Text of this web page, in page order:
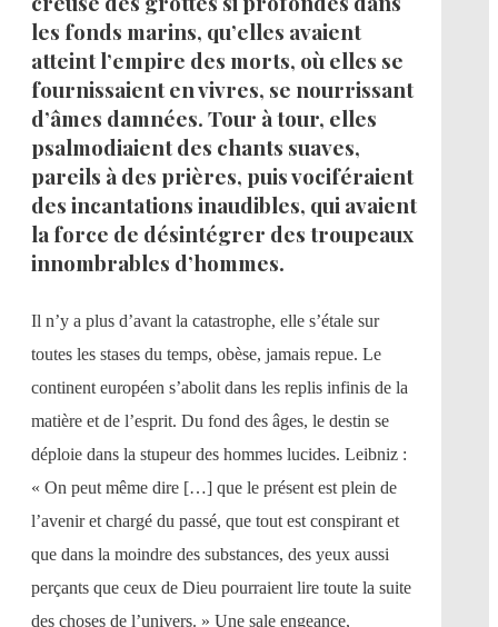
les fonds marins, qu’elles avaient
atteint l’empire des morts, où elles se
fournissaient en vivres, se nourrissant
d’âmes damnées. Tour à tour, elles
psalmodiaient des chants suaves,
pareils à des prières, puis vociféraient
des incantations inaudibles, qui avaient
la force de désintégrer des troupeaux
innombrables d’hommes.
Il n’y a plus d’avant la catastrophe, elle s’étale sur
toutes les stases du temps, obèse, jamais repue. Le
continent européen s’abolit dans les replis infinis de la
matière et de l’esprit. Du fond des âges, le destin se
déploie dans la stupeur des hommes lucides. Leibniz :
« On peut même dire […] que le présent est plein de
l’avenir et chargé du passé, que tout est conspirant et
que dans la moindre des substances, des yeux aussi
perçants que ceux de Dieu pourraient lire toute la suite
des choses de l’univers. » Une sale engeance,